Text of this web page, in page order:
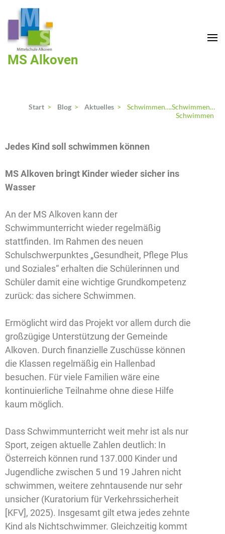
MS Alkoven
Start > Blog > Aktuelles >
Schwimmen….Schwimmen…
Schwimmen
Jedes Kind soll schwimmen können
MS Alkoven bringt Kinder wieder sicher ins
Wasser
An der MS Alkoven kann der
Schwimmunterricht wieder regelmäßig
stattfinden. Im Rahmen des neuen
Schulschwerpunktes „Gesundheit, Pflege Plus
und Soziales“ erhalten die Schülerinnen und
Schüler damit eine wichtige Grundkompetenz
zurück: das sichere Schwimmen.
Ermöglicht wird das Projekt vor allem durch die
großzügige Unterstützung der Gemeinde
Alkoven. Durch finanzielle Zuschüsse können
die Klassen regelmäßig ein Hallenbad
besuchen. Für viele Familien wäre eine
kontinuierliche Teilnahme ohne diese Hilfe
kaum möglich.
Dass Schwimmunterricht weit mehr ist als nur
Sport, zeigen aktuelle Zahlen deutlich: In
Österreich können rund 137.000 Kinder und
Jugendliche zwischen 5 und 19 Jahren nicht
schwimmen, weitere zehntausende nur sehr
unsicher (Kuratorium für Verkehrssicherheit
[KFV], 2025). Insgesamt gilt etwa jedes zehnte
Kind als Nichtschwimmer. Gleichzeitig kommt